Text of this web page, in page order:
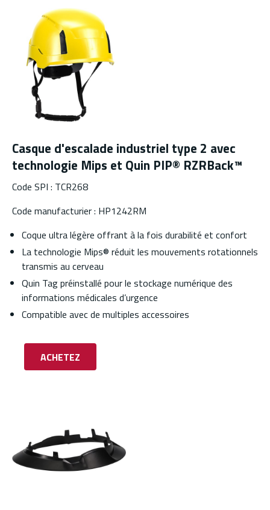
Casque d'escalade industriel type 2 avec
technologie Mips et Quin PIP® RZRBack™
Code SPI : TCR268
Code manufacturier : HP1242RM
Coque ultra légère offrant à la fois durabilité et confort
La technologie Mips® réduit les mouvements rotationnels
transmis au cerveau
Quin Tag préinstallé pour le stockage numérique des
informations médicales d’urgence
Compatible avec de multiples accessoires
ACHETEZ